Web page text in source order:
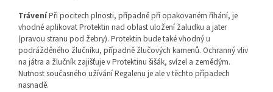
TráveníPři pocitech plnosti, případně při opakovaném říhání, je
vhodné aplikovat Protektin nad oblast uložení žaludku a jater
(pravou stranu pod žebry). Protektin bude také vhodný u
podrážděného žlučníku, případně žlučových kamenů. Ochranný vliv
na játra a žlučník zajišťuje v Protektinu šišák, svízel a zemědým.
Nutnost současného užívání Regalenu je ale v těchto případech
nasnadě.